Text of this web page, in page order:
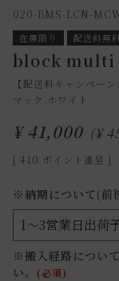
020-BMS-LCN-
在庫限り 配送料無
block multi
【配送料キャンペー
マック ホワイト
¥ 41,000 ¥
[ 410 ポイント進呈 ]
※納期について(前
※搬入経路につい
い。
(必須)